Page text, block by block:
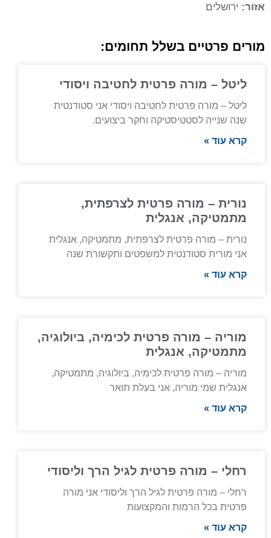
אזור: ירושלים
מורים פרטיים בשלל תחומים:
ליטל – מורה פרטית לחטיבה ויסודי
ליטל – מורה פרטית לחטיבה ויסודי אני סטודנטית
שנה שנייה לסטטיסטיקה וחקר ביצועים.
קרא עוד »
נורית – מורה פרטית לצרפתית,
מתמטיקה, אנגלית
נורית – מורה פרטית לצרפתית, מתמטיקה, אנגלית
אני מורית סטודנטית למשפטים ותקשורת שנה
קרא עוד »
מוריה – מורה פרטית לכימיה, ביולוגיה,
מתמטיקה, אנגלית
מוריה – מורה פרטית לכימיה, ביולוגיה, מתמטיקה,
אנגלית שמי מוריה, אני בעלת תואר
קרא עוד »
רחלי – מורה פרטית לגיל הרך וליסודי
רחלי – מורה פרטית לגיל הרך וליסודי אני מורה
פרטית בכל הרמות והמקצועות
קרא עוד »